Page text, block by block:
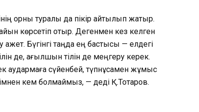
орны туралы да пікір айтылып жатыр.
айқын көрсетіп отыр. Дегенмен кез келген
Бүгінгі таңда ең бастысы — елдегі
де, ағылшын тілін де меңгеру керек.
аудармаға сүйенбей, түпнұсқамен жұмыс
кем болмаймыз, — деді Қ.Тоқтаров.